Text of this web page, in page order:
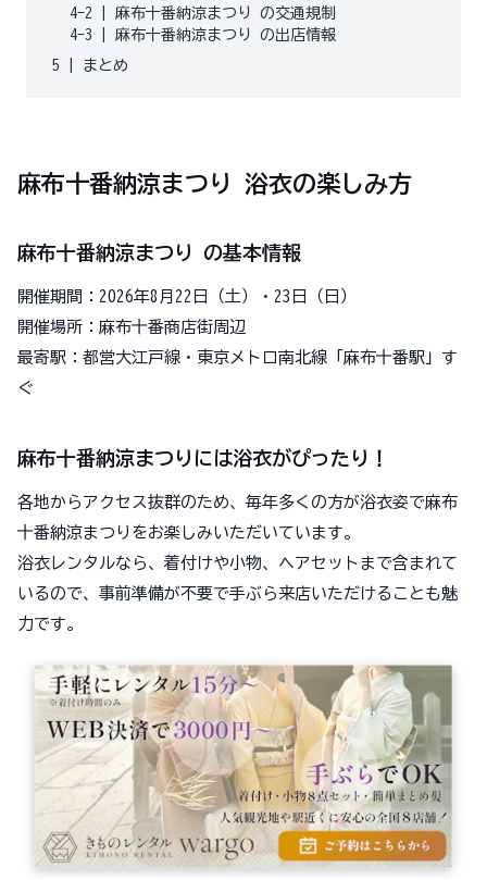
4-2
麻布十番納涼まつり の交通規制
4-3
麻布十番納涼まつり の出店情報
5
まとめ
麻布十番納涼まつり 浴衣の楽しみ方
麻布十番納涼まつり の基本情報
開催期間：2026年8月22日（土）・23日（日）
開催場所：麻布十番商店街周辺
最寄駅：都営大江戸線・東京メトロ南北線「麻布十番駅」す
ぐ
麻布十番納涼まつりには浴衣がぴったり！
各地からアクセス抜群のため、毎年多くの方が浴衣姿で麻布
十番納涼まつりをお楽しみいただいています。
浴衣レンタルなら、着付けや小物、ヘアセットまで含まれて
いるので、事前準備が不要で手ぶら来店いただけることも魅
力です。